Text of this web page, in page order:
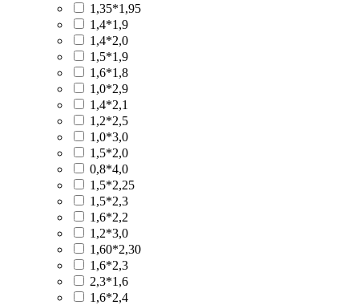
1,35*1,95
1,4*1,9
1,4*2,0
1,5*1,9
1,6*1,8
1,0*2,9
1,4*2,1
1,2*2,5
1,0*3,0
1,5*2,0
0,8*4,0
1,5*2,25
1,5*2,3
1,6*2,2
1,2*3,0
1,60*2,30
1,6*2,3
2,3*1,6
1,6*2,4